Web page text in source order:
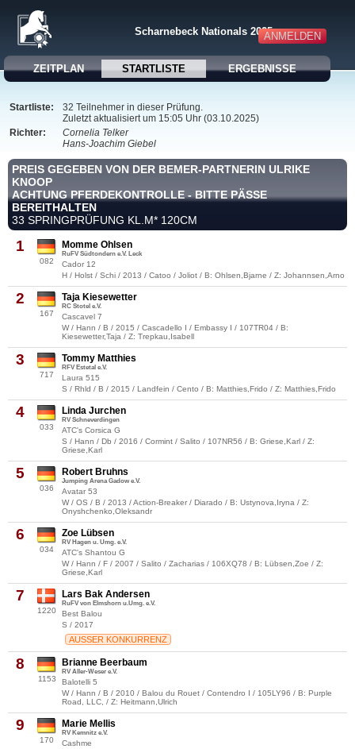
ANMELDEN
Scharnebeck Nationals 2025
ZEITPLAN STARTLISTE ERGEBNISSE
Startliste:
32 Teilnehmer in dieser Prüfung.
Zuletzt aktualisiert um 15:05 Uhr (03.10.2025)
Richter:
Cornelia Telker
Hans-Joachim Giebel
PREIS GEGEBEN VON DER BEMER-PARTNERIN ULRIKE
KNOOP
ACHTUNG PFERDEKONTROLLE - BITTE PÄSSE
BEREITHALTEN
33 SPRINGPRÜFUNG KL.M* 120CM
1
082
Momme Ohlsen
RuFV Südtondern e.V. Leck
Cador 12
H / Holst / Schi / 2013 / Catoo / Joliot / B: Ohlsen,Bjarne / Z: Johannsen,Arno
2
167
Taja Kiesewetter
RC Stotel e.V.
Cascavel 7
W / Hann / B / 2015 / Cascadello I / Embassy I / 107TR04 / B:
Kiesewetter,Taja / Z: Trepkau,Isabell
3
717
Tommy Matthies
RFV Estetal e.V.
Laura 515
S / Rhld / B / 2015 / Landfein / Cento / B: Matthies,Frido / Z: Matthies,Frido
4
033
Linda Jurchen
RV Schneverdingen
ATC's Corsica G
S / Hann / Db / 2016 / Cormint / Salito / 107NR56 / B: Griese,Karl / Z:
Griese,Karl
5
036
Robert Bruhns
Jumping Arena Gadow e.V.
Avatar 53
W / OS / B / 2013 / Action-Breaker / Diarado / B: Ustynova,Iryna / Z:
Onyshchenko,Oleksandr
6
034
Zoe Lübsen
RV Hagen u. Umg. e.V.
ATC's Shantou G
W / Hann / F / 2007 / Salito / Zacharias / 106XQ78 / B: Lübsen,Zoe / Z:
Griese,Karl
7
1220
Lars Bak Andersen
RuFV von Elmshorn u.Umg. e.V.
Best Balou
S / 2017
AUSSER KONKURRENZ
8
1153
Brianne Beerbaum
RV Aller-Weser e.V.
Balotelli 5
W / Hann / B / 2010 / Balou du Rouet / Contendro I / 105LY96 / B: Purple
Road, LLC, / Z: Heitmann,Ulrich
9
170
Marie Mellis
RV Kemnitz e.V.
Cashme